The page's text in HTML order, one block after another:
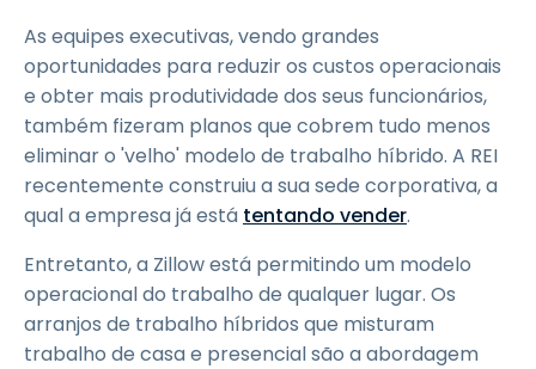
As equipes executivas, vendo grandes
oportunidades para reduzir os custos operacionais
e obter mais produtividade dos seus funcionários,
também fizeram planos que cobrem tudo menos
eliminar o 'velho' modelo de trabalho híbrido. A REI
recentemente construiu a sua sede corporativa, a
qual a empresa já está tentando vender.
Entretanto, a Zillow está permitindo um modelo
operacional do trabalho de qualquer lugar. Os
arranjos de trabalho híbridos que misturam
trabalho de casa e presencial são a abordagem